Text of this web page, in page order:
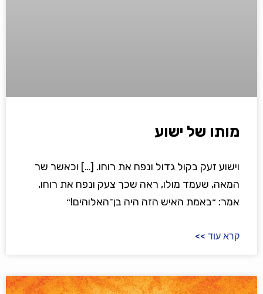
מותו של ישוע
וישוע זעק בקול גדול ונפח את רוחו. […] וכאשר שר
המאה, שעמד מולו, ראה שכך צעק ונפח את רוחו,
אמר: ״באמת האיש הזה היה בן־האלוהים!״
קרא עוד >>